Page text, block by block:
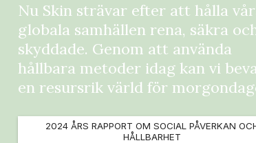
Nu Skin strävar efter att hålla
globala samhällen rena, säkra
skyddade. Genom att använda
hållbara metoder idag kan vi
en resursrik värld för
2024 ÅRS RAPPORT OM SOCIAL PÅVERKAN
HÅLLBARHET